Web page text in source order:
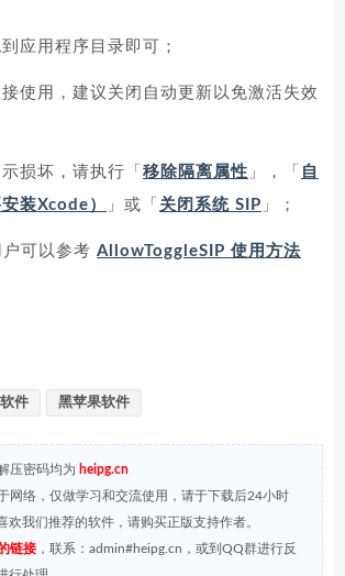
应用程序目录即可；
使用，建议关闭自动更新以免激活失效
损坏，请执行「 移除隔离属性 」，「 自
装Xcode）
」或「 关闭系统 SIP 」；
可以参考 AllowToggleSIP 使用方法
件 黑苹果软件
压密码均为 heipg.cn
网络，仅做学习和交流使用，请于下载后24小时
欢我们推荐的软件，请购买正版支持作者。
链接，联系：admin#heipg.cn，或到QQ群进行反